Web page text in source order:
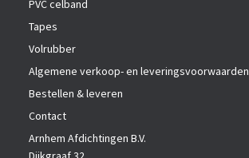
PVC celband
Tapes
Volrubber
Algemene verkoop- en leveringsvoorwaarden
Bestellen & leveren
Contact
Arnhem Afdichtingen B.V.